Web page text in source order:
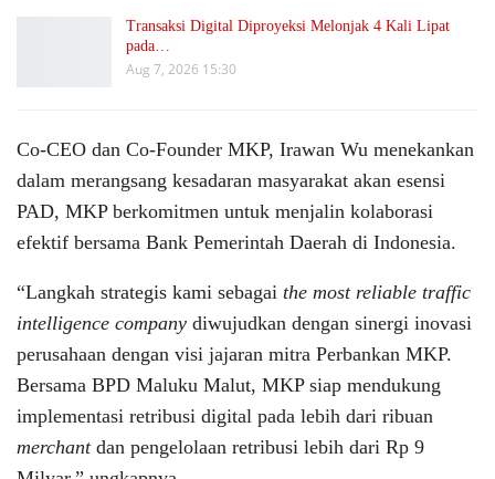
Transaksi Digital Diproyeksi Melonjak 4 Kali Lipat
pada…
Aug 7, 2026 15:30
Co-CEO dan Co-Founder MKP, Irawan Wu menekankan
dalam merangsang kesadaran masyarakat akan esensi
PAD, MKP berkomitmen untuk menjalin kolaborasi
efektif bersama Bank Pemerintah Daerah di Indonesia.
“Langkah strategis kami sebagai the most reliable traffic
intelligence company diwujudkan dengan sinergi inovasi
perusahaan dengan visi jajaran mitra Perbankan MKP.
Bersama BPD Maluku Malut, MKP siap mendukung
implementasi retribusi digital pada lebih dari ribuan
merchant dan pengelolaan retribusi lebih dari Rp 9